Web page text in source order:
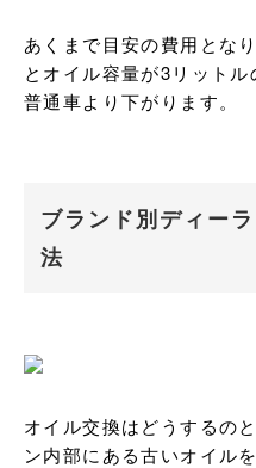
あくまで目安の費用とな
とオイル容量が3リット
普通車より下がります。
ブランド別ディー
法
オイル交換はどうするの
ン内部にある古いオイル